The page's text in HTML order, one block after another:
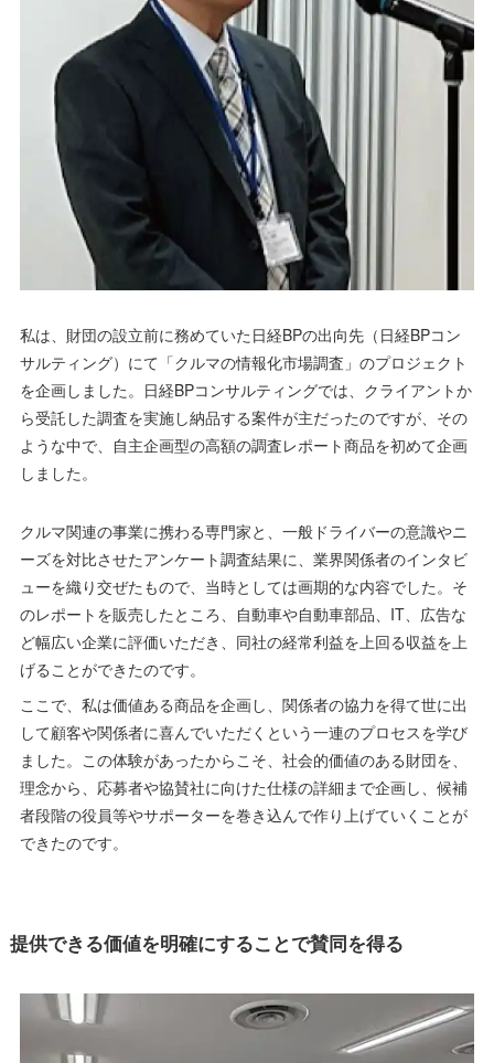
私は、財団の設立前に務めていた日経BPの出向先（日経BPコン
サルティング）にて「クルマの情報化市場調査」のプロジェクト
を企画しました。日経BPコンサルティングでは、クライアントか
ら受託した調査を実施し納品する案件が主だったのですが、その
ような中で、自主企画型の高額の調査レポート商品を初めて企画
しました。
クルマ関連の事業に携わる専門家と、一般ドライバーの意識やニ
ーズを対比させたアンケート調査結果に、業界関係者のインタビ
ューを織り交ぜたもので、当時としては画期的な内容でした。そ
のレポートを販売したところ、自動車や自動車部品、IT、広告な
ど幅広い企業に評価いただき、同社の経常利益を上回る収益を上
げることができたのです。
ここで、私は価値ある商品を企画し、関係者の協力を得て世に出
して顧客や関係者に喜んでいただくという一連のプロセスを学び
ました。この体験があったからこそ、社会的価値のある財団を、
理念から、応募者や協賛社に向けた仕様の詳細まで企画し、候補
者段階の役員等やサポーターを巻き込んで作り上げていくことが
できたのです。
提供できる価値を明確にすることで賛同を得る